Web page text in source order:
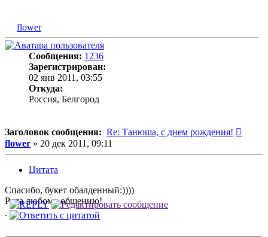
flower
Сообщения: 1236
Зарегистрирован:
02 янв 2011, 03:55
Откуда:
Россия, Белгород
Заголовок сообщения: Re: Танюша, с днем рождения!
flower » 20 дек 2011, 09:11
Цитата
Спасибо, букет обалденный:))))
Рада любому общению!